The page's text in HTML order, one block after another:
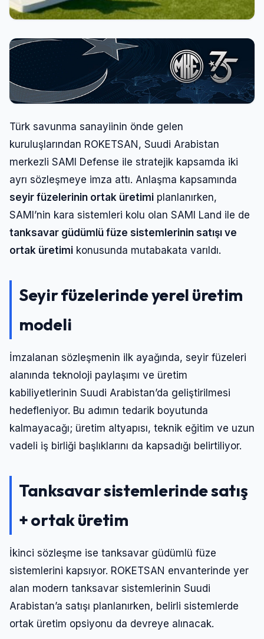
Türk savunma sanayiinin önde gelen
kuruluşlarından ROKETSAN, Suudi Arabistan
merkezli SAMI Defense ile stratejik kapsamda iki
ayrı sözleşmeye imza attı. Anlaşma kapsamında
seyir füzelerinin ortak üretimi planlanırken,
SAMI’nin kara sistemleri kolu olan SAMI Land ile de
tanksavar güdümlü füze sistemlerinin satışı ve
ortak üretimi konusunda mutabakata varıldı.
Seyir füzelerinde yerel üretim
modeli
İmzalanan sözleşmenin ilk ayağında, seyir füzeleri
alanında teknoloji paylaşımı ve üretim
kabiliyetlerinin Suudi Arabistan’da geliştirilmesi
hedefleniyor. Bu adımın tedarik boyutunda
kalmayacağı; üretim altyapısı, teknik eğitim ve uzun
vadeli iş birliği başlıklarını da kapsadığı belirtiliyor.
Tanksavar sistemlerinde satış
+ ortak üretim
İkinci sözleşme ise tanksavar güdümlü füze
sistemlerini kapsıyor. ROKETSAN envanterinde yer
alan modern tanksavar sistemlerinin Suudi
Arabistan’a satışı planlanırken, belirli sistemlerde
ortak üretim opsiyonu da devreye alınacak.